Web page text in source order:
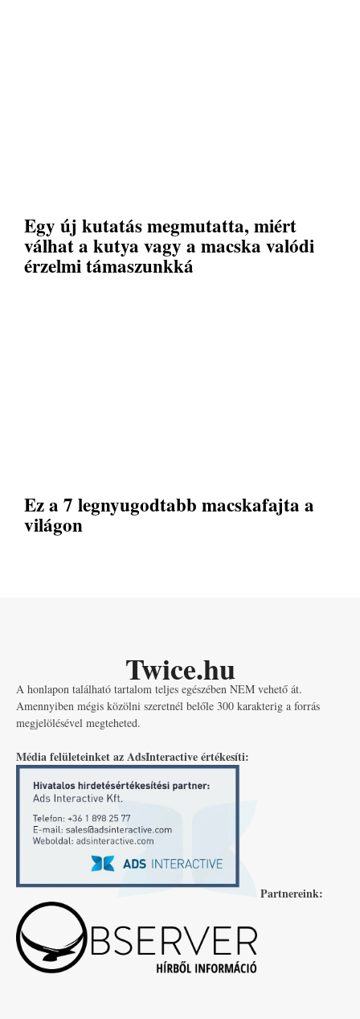
Egy új kutatás megmutatta, miért
válhat a kutya vagy a macska valódi
érzelmi támaszunkká
Ez a 7 legnyugodtabb macskafajta a
világon
Twice.hu
A honlapon található tartalom teljes egészében NEM vehető át.
Amennyiben mégis közölni szeretnél belőle 300 karakterig a forrás
megjelölésével megteheted.
Média felületeinket az AdsInteractive értékesíti:
Partnereink: